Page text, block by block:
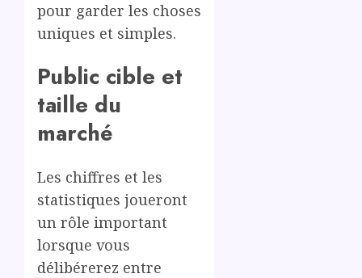
pour garder les choses
uniques et simples.
Public cible et
taille du
marché
Les chiffres et les
statistiques joueront
un rôle important
lorsque vous
délibérerez entre